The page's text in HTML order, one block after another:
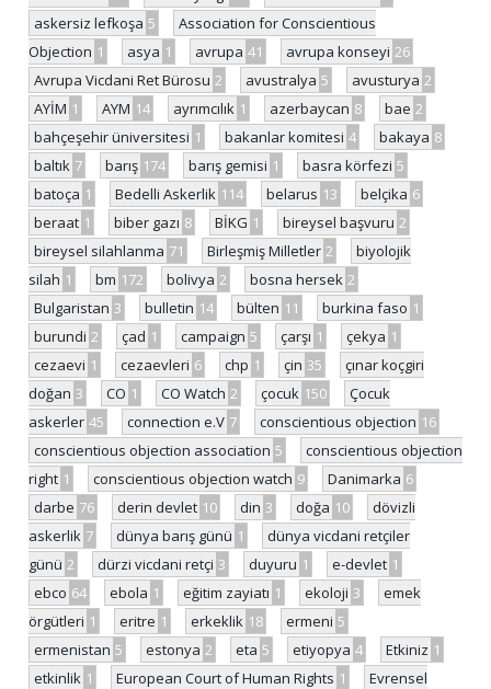
askersiz lefkoşa 5
Association for Conscientious
Objection 1 asya 1 avrupa 41 avrupa konseyi 26
Avrupa Vicdani Ret Bürosu 2 avustralya 5 avusturya 2
AYİM 1 AYM 14 ayrımcılık 1 azerbaycan 8 bae 2
bahçeşehir üniversitesi 1 bakanlar komitesi 4 bakaya 8
baltık 7 barış 174 barış gemisi 1 basra körfezi 5
batoça 1 Bedelli Askerlik 114 belarus 13 belçika 6
beraat 1 biber gazı 8 BİKG 1 bireysel başvuru 2
bireysel silahlanma 71 Birleşmiş Milletler 2
biyolojik
silah 1 bm 172 bolivya 2 bosna hersek 2
Bulgaristan 3 bulletin 14 bülten 11 burkina faso 1
burundi 2 çad 1 campaign 5 çarşı 1 çekya 1
cezaevi 1 cezaevleri 6 chp 1 çin 35
çınar koçgiri
doğan 3 CO 1 CO Watch 2 çocuk 150
Çocuk
askerler 45 connection e.V 7 conscientious objection 16
conscientious objection association 5
conscientious objection
right 1 conscientious objection watch 9 Danimarka 6
darbe 76 derin devlet 10 din 3 doğa 10
dövizli
askerlik 7 dünya barış günü 1
dünya vicdani retçiler
günü 2 dürzi vicdani retçi 3 duyuru 1 e-devlet 1
ebco 64 ebola 1 eğitim zayiatı 1 ekoloji 3
emek
örgütleri 1 eritre 1 erkeklik 18 ermeni 5
ermenistan 5 estonya 2 eta 5 etiyopya 4 Etkiniz 1
etkinlik 1 European Court of Human Rights 1
Evrensel